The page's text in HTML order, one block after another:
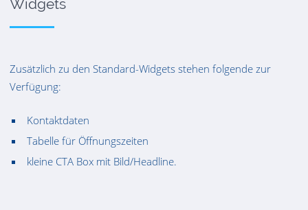
Widgets
Zusätzlich zu den Standard-Widgets stehen folgende zur
Verfügung:
Kontaktdaten
Tabelle für Öffnungszeiten
kleine CTA Box mit Bild/Headline.